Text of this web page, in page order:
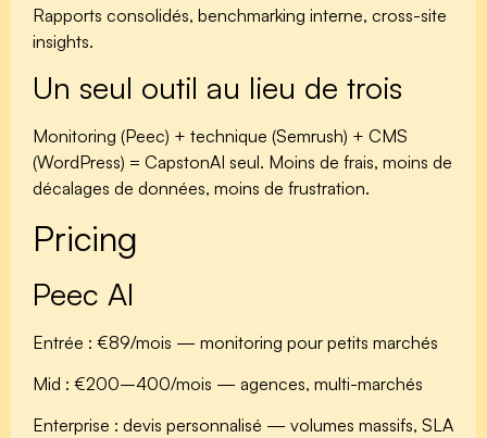
Rapports consolidés, benchmarking interne, cross-site
insights.
Un seul outil au lieu de trois
Monitoring (Peec) + technique (Semrush) + CMS
(WordPress) = CapstonAI seul. Moins de frais, moins de
décalages de données, moins de frustration.
Pricing
Peec AI
Entrée : €89/mois — monitoring pour petits marchés
Mid : €200–400/mois — agences, multi-marchés
Enterprise : devis personnalisé — volumes massifs, SLA